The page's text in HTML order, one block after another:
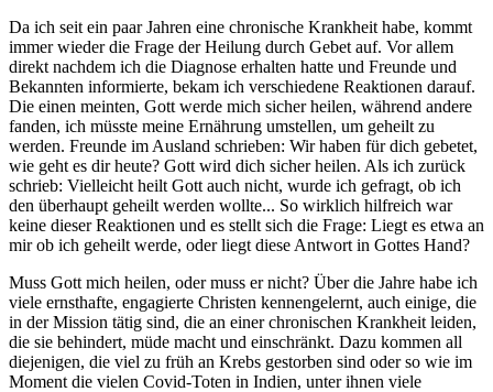
Da ich seit ein paar Jahren eine chronische Krankheit habe, kommt
immer wieder die Frage der Heilung durch Gebet auf. Vor allem
direkt nachdem ich die Diagnose erhalten hatte und Freunde und
Bekannten informierte, bekam ich verschiedene Reaktionen darauf.
Die einen meinten, Gott werde mich sicher heilen, während andere
fanden, ich müsste meine Ernährung umstellen, um geheilt zu
werden. Freunde im Ausland schrieben: Wir haben für dich gebetet,
wie geht es dir heute? Gott wird dich sicher heilen. Als ich zurück
schrieb: Vielleicht heilt Gott auch nicht, wurde ich gefragt, ob ich
den überhaupt geheilt werden wollte... So wirklich hilfreich war
keine dieser Reaktionen und es stellt sich die Frage: Liegt es etwa an
mir ob ich geheilt werde, oder liegt diese Antwort in Gottes Hand?
Muss Gott mich heilen, oder muss er nicht? Über die Jahre habe ich
viele ernsthafte, engagierte Christen kennengelernt, auch einige, die
in der Mission tätig sind, die an einer chronischen Krankheit leiden,
die sie behindert, müde macht und einschränkt. Dazu kommen all
diejenigen, die viel zu früh an Krebs gestorben sind oder so wie im
Moment die vielen Covid-Toten in Indien, unter ihnen viele